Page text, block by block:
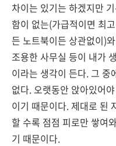
차이는 있기는 하겠지만
함이 없는(가급적이면 최
든 노트북이든 상관없이)
조용한 사무실 등이 내가
이라는 생각이 든다. 그 중
없다. 오랫동안 앉아있어
이기 때문이다. 제대로 된
할 수록 점점 피로만 쌓여
기 때문이다.